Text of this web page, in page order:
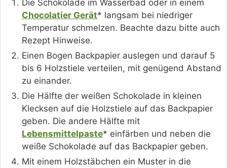
Die Schokolade im Wasserbad oder in einem
Chocolatier Gerät* langsam bei niedriger
Temperatur schmelzen. Beachte dazu bitte auch
Rezept Hinweise.
Einen Bogen Backpapier auslegen und darauf 5
bis 6 Holzstiele verteilen, mit genügend Abstand
zu einander.
Die Hälfte der weißen Schokolade in kleinen
Klecksen auf die Holzstiele auf das Backpapier
geben. Die andere Hälfte mit
Lebensmittelpaste* einfärben und neben die
weiße Schokolade auf das Backpapier geben.
Mit einem Holzstäbchen ein Muster in die